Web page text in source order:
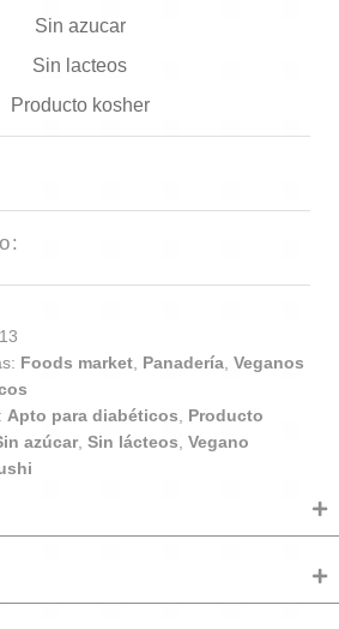
Foods market Panadería Veganos
Apto para diabéticos
Producto
azúcar, Sin lácteos Vegano